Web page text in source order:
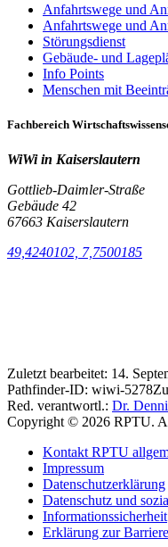
Anfahrtswege und
Anfahrtswege und
Störungsdienst
Gebäude- und
Info Points
Menschen mit
Fachbereich
WiWi in Kaiserslautern
Gottlieb-Daimler-Straße
Gebäude 42
67663 Kaiserslautern
49,4240102, 7,7500185
Zuletzt bearbeitet: 14.
Pathfinder-ID: wiwi-5278
Red. verantwortl.: Dr.
Copyright © 2026 RPTU.
Kontakt RPTU
Impressum
Datenschutzerklärung
Datenschutz und
Informationssicherheit
Erklärung zur